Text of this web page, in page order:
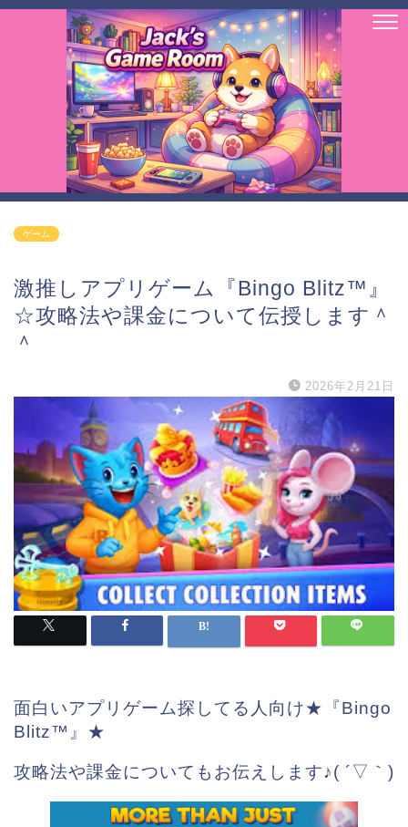
ゲーム
激推しアプリゲーム『Bingo Blitz™』
☆攻略法や課金について伝授します＾
＾
2026年2月21日
面白いアプリゲーム探してる人向け★『Bingo
Blitz™』★
攻略法や課金についてもお伝えします♪( ´▽｀)